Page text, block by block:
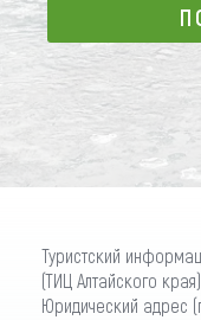
Туристский
(ТИЦ Алтайского края)
Юридический адрес